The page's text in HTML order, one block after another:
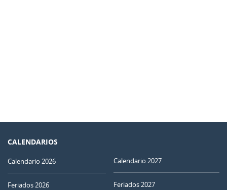
CALENDARIOS
Calendario 2026
Feriados 2026
Calendario 2027
Feriados 2027